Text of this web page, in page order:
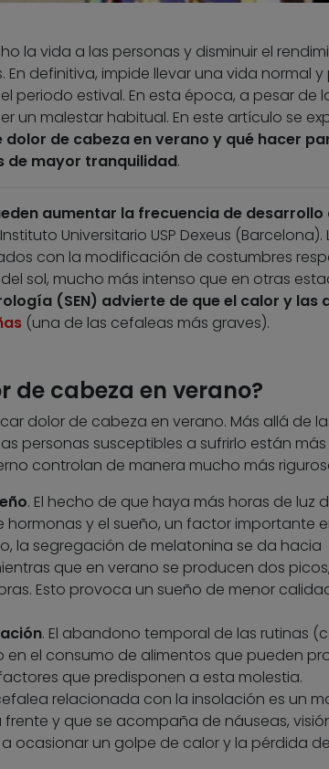
la vida a las personas y disminuir el
definitiva, impide llevar una vida normal y
periodo estival. En esta época, a pesar de
un malestar habitual. En este artículo se
de cabeza en verano y qué hacer
de mayor tranquilidad.
aumentar la frecuencia de desarrollo
Universitario USP Dexeus (Barcelona).
con la modificación de costumbres
sol, mucho más intenso que en otras
(SEN) advierte de que el calor y las
(una de las cefaleas más graves).
de cabeza en verano?
dolor de cabeza en verano. Más allá de
personas susceptibles a sufrirlo están
controlan de manera mucho más
. El hecho de que haya más horas de luz
y el sueño, un factor importante
la segregación de melatonina se da hacia
que en verano se producen dos
Esto provoca un sueño de menor
. El abandono temporal de las rutinas
en el consumo de alimentos que pueden
que predisponen a esta molestia.
relacionada con la insolación es un
y que se acompaña de náuseas,
ocasionar un golpe de calor y la pérdida de